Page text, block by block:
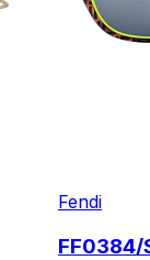
Fendi
FF0384/